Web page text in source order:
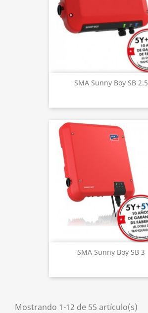
SMA Sunny Boy SB 2.5
SMA Sunny Boy SB 3
Mostrando 1-12 de 55 artículo(s)